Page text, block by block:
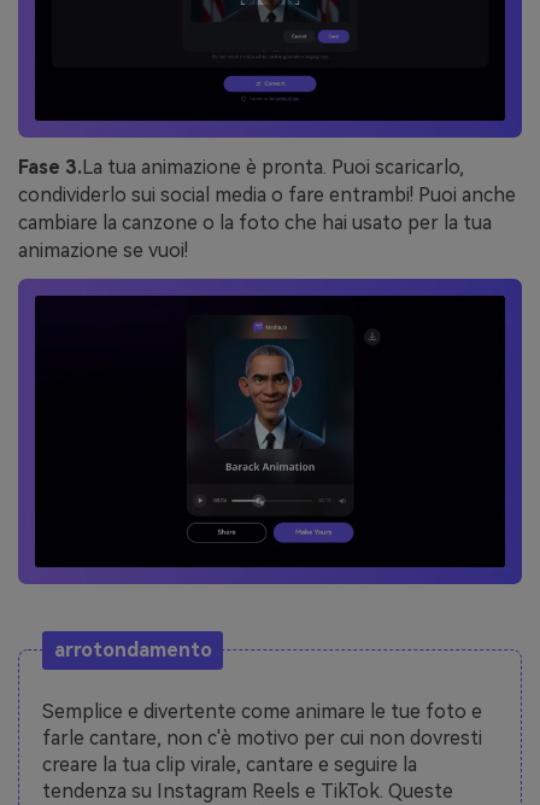
Fase 3.La tua animazione è pronta. Puoi scaricarlo,
condividerlo sui social media o fare entrambi! Puoi anche
cambiare la canzone o la foto che hai usato per la tua
animazione se vuoi!
arrotondamento
Semplice e divertente come animare le tue foto e
farle cantare, non c'è motivo per cui non dovresti
creare la tua clip virale, cantare e seguire la
tendenza su Instagram Reels e TikTok. Queste